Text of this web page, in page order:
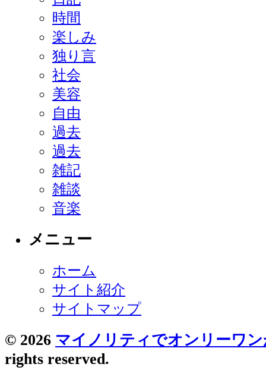
時間
楽しみ
独り言
社会
美容
自由
過去
過去
雑記
雑談
音楽
メニュー
ホーム
サイト紹介
サイトマップ
© 2026 マイノリティでオンリーワ
rights reserved.